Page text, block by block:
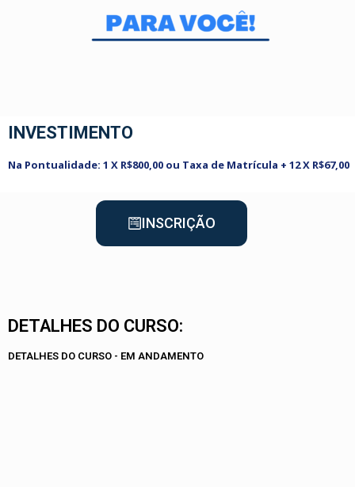
INVESTIMENTO
Na Pontualidade: 1 X R$800,00 ou Taxa de Matrícula + 12 X R$67,00
INSCRIÇÃO
DETALHES DO CURSO:
DETALHES DO CURSO - EM ANDAMENTO